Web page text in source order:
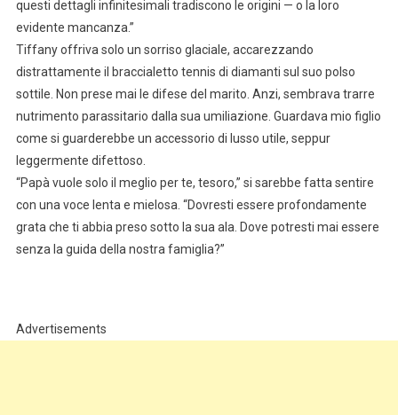
questi dettagli infinitesimali tradiscono le origini — o la loro
evidente mancanza.”
Tiffany offriva solo un sorriso glaciale, accarezzando
distrattamente il braccialetto tennis di diamanti sul suo polso
sottile. Non prese mai le difese del marito. Anzi, sembrava trarre
nutrimento parassitario dalla sua umiliazione. Guardava mio figlio
come si guarderebbe un accessorio di lusso utile, seppur
leggermente difettoso.
“Papà vuole solo il meglio per te, tesoro,” si sarebbe fatta sentire
con una voce lenta e mielosa. “Dovresti essere profondamente
grata che ti abbia preso sotto la sua ala. Dove potresti mai essere
senza la guida della nostra famiglia?”
Advertisements